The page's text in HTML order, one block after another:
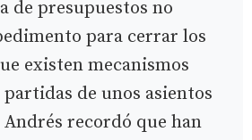
de presupuestos no
para cerrar los
existen mecanismos
de unos asientos
Andrés recordó que han